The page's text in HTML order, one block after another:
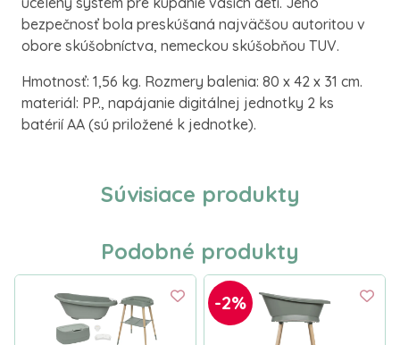
bezpečnosť bola preskúšaná najväčšou autoritou v
obore skúšobníctva, nemeckou skúšobňou TUV.
Hmotnosť: 1,56 kg. Rozmery balenia: 80 x 42 x 31 cm.
materiál: PP., napájanie digitálnej jednotky 2 ks
batérií AA (sú priložené k jednotke).
Súvisiace produkty
Podobné produkty
-2%